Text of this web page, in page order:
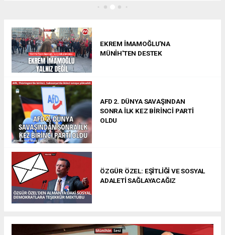
EKREM İMAMOĞLU'NA
MÜNİH'TEN DESTEK
AFD 2. DÜNYA SAVAŞINDAN
SONRA İLK KEZ BİRİNCİ PARTİ
OLDU
ÖZGÜR ÖZEL: EŞİTLİĞİ VE SOSYAL
ADALETİ SAĞLAYACAĞIZ